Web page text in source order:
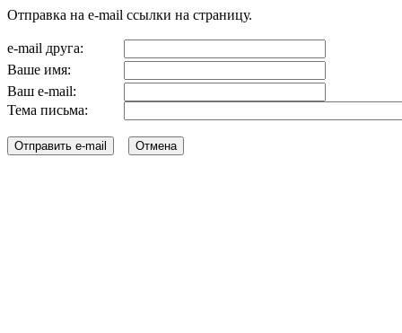
Отправка на e-mail ссылки на страницу.
e-mail друга:
Ваше имя:
Ваш e-mail:
Тема письма: